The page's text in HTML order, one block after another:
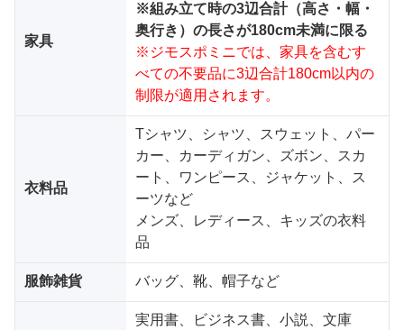
家具
※組み立て時の3辺合計（高さ・幅・
奥行き）の長さが180cm未満に限る
※ジモスポミニでは、家具を含むす
べての不要品に3辺合計180cm以内の
制限が適用されます。
衣料品
Tシャツ、シャツ、スウェット、パー
カー、カーディガン、ズボン、スカ
ート、ワンピース、ジャケット、ス
ーツなど
メンズ、レディース、キッズの衣料
品
服飾雑貨 バッグ、靴、帽子など
実用書、ビジネス書、小説、文庫